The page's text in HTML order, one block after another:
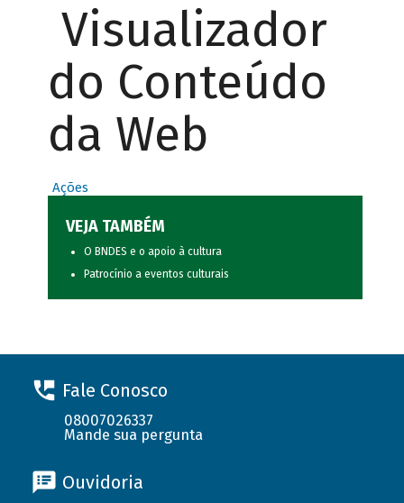
Visualizador
do Conteúdo
da Web
Ações
VEJA TAMBÉM
O BNDES e o apoio à cultura
Patrocínio a eventos culturais
Fale Conosco
08007026337
Mande sua pergunta
Ouvidoria